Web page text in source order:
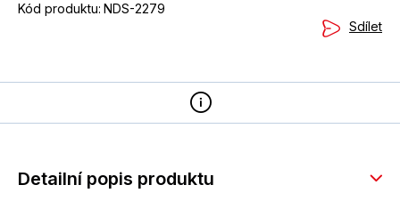
Kód produktu: NDS-2279
Sdílet
Detailní popis produktu